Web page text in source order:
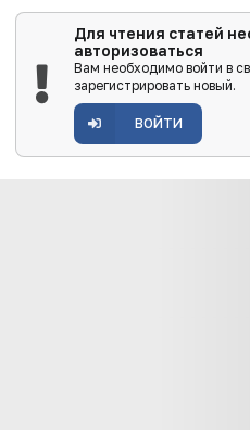
Для чтения статей
авторизоваться
Вам необходимо войти в
зарегистрировать новый.
ВОЙТИ